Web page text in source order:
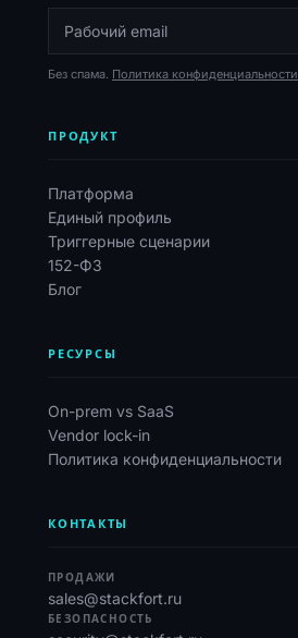
Без спама. Политика конфиденциальности
ПРОДУКТ
Платформа
Единый профиль
Триггерные сценарии
152-ФЗ
Блог
РЕСУРСЫ
On-prem vs SaaS
Vendor lock-in
Политика конфиденциальности
КОНТАКТЫ
ПРОДАЖИ
sales@stackfort.ru
БЕЗОПАСНОСТЬ